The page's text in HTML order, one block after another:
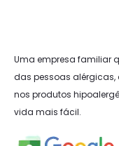
Uma empresa familiar
das pessoas alérgicas,
nos produtos
vida mais fácil.